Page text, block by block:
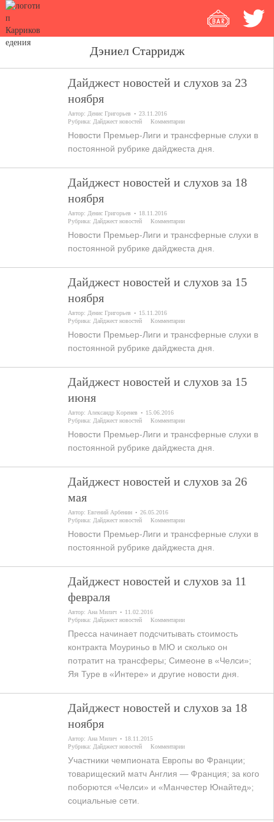
Дэниел Старридж
Дайджест новостей и слухов за 23
ноября
Автор: Денис Григорьев
23.11.2016
Рубрика: Дайджест новостей Комментарии
Новости Премьер-Лиги и трансферные слухи в
постоянной рубрике дайджеста дня.
Дайджест новостей и слухов за 18
ноября
Автор: Денис Григорьев
18.11.2016
Рубрика: Дайджест новостей Комментарии
Новости Премьер-Лиги и трансферные слухи в
постоянной рубрике дайджеста дня.
Дайджест новостей и слухов за 15
ноября
Автор: Денис Григорьев
15.11.2016
Рубрика: Дайджест новостей Комментарии
Новости Премьер-Лиги и трансферные слухи в
постоянной рубрике дайджеста дня.
Дайджест новостей и слухов за 15
июня
Автор: Александр Коренев
15.06.2016
Рубрика: Дайджест новостей Комментарии
Новости Премьер-Лиги и трансферные слухи в
постоянной рубрике дайджеста дня.
Дайджест новостей и слухов за 26
мая
Автор:Евгений Арбенин
26.05.2016
Рубрика: Дайджест новостей Комментарии
Новости Премьер-Лиги и трансферные слухи в
постоянной рубрике дайджеста дня.
Дайджест новостей и слухов за 11
февраля
Автор: Ана Милич
11.02.2016
Рубрика: Дайджест новостей Комментарии
Пресса начинает подсчитывать стоимость
контракта Моуриньо в МЮ и сколько он
потратит на трансферы; Симеоне в «Челси»;
Яя Туре в «Интере» и другие новости дня.
Дайджест новостей и слухов за 18
ноября
Автор: Ана Милич
18.11.2015
Рубрика: Дайджест новостей Комментарии
Участники чемпионата Европы во Франции;
товарищеский матч Англия — Франция; за кого
поборются «Челси» и «Манчестер Юнайтед»;
социальные сети.